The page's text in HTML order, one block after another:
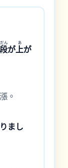
段
だん
が上
あ
が
。
まし